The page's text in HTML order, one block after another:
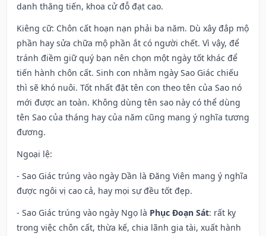
danh thăng tiến, khoa cử đỗ đạt cao.
Kiêng cữ: Chôn cất hoạn nạn phải ba năm. Dù xây đắp mộ
phần hay sửa chữa mộ phần ắt có người chết. Vì vậy, để
tránh điềm giữ quý bạn nên chọn một ngày tốt khác để
tiến hành chôn cất. Sinh con nhằm ngày Sao Giác chiếu
thì sẽ khó nuôi. Tốt nhất đặt tên con theo tên của Sao nó
mới được an toàn. Không dùng tên sao này có thể dùng
tên Sao của tháng hay của năm cũng mang ý nghĩa tương
đương.
Ngoại lệ:
- Sao Giác trúng vào ngày Dần là Đăng Viên mang ý nghĩa
được ngôi vị cao cả, hay mọi sự đều tốt đẹp.
- Sao Giác trúng vào ngày Ngọ là Phục Đoạn Sát: rất kỵ
trong việc chôn cất, thừa kế, chia lãnh gia tài, xuất hành